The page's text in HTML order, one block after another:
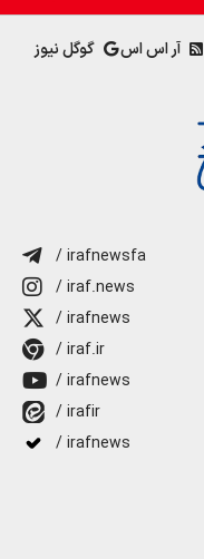
آر اس اس گوگل نیوز
/ irafnewsfa
/ iraf.news
/ irafnews
/ iraf.ir
/ irafnews
/ irafir
/ irafnews